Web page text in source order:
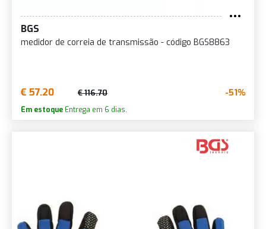
BGS
medidor de correia de transmissão - código BGS8863
€ 57.20 € 116.70 -51%
Em estoque Entrega em 6 dias.